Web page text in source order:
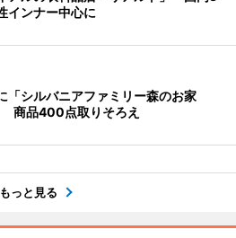
インナー中心に
「シルバニアファミリー森のお家
商品400点取りそろえ
もっと見る